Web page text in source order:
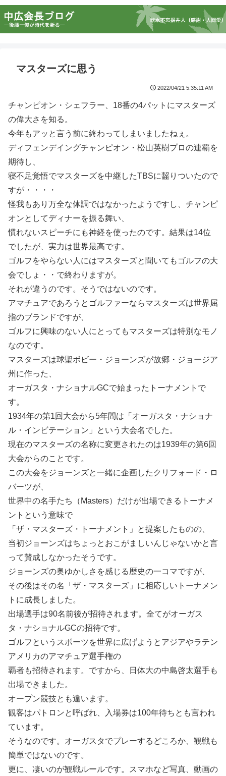
マスターズに思う
2022/04/21 5:35:11 AM
チャンピオン・シェフラー、18番の4パットにマスターズ
の偉大さを知る。
今年もアッと言う前に終わってしまいましたねぇ。
ディフェンデイングチャンピオン・松山英樹プロの連覇を
期待し、
寝不足覚悟でマスターズを中継したTBSに齧りついたので
すが・・・・
怪我もあり万全な体調ではなかったようですし、チャンピ
オンとしてディナーを振る舞い、
慣れないスピーチにも神経を使ったのです。結果は14位
でしたが、実力は世界最高です。
ゴルフをやらない人にはマスターズと聞いてもゴルフの大
会でしょ・・で終わりますが。
それが違うのです。そうではないのです。
アマチュアであろうとゴルファーならマスターズは世界屈
指のブランドですが、
ゴルフに興味のない人にとってもマスターズは特別なモノ
なのです。
マスターズは球聖ボビー・ジョーンズが故郷・ジョージア
州に作った、
オーガスタ・ナショナルGCで始まったトーナメントで
す。
1934年の第1回大会から5年間は「オーガスタ・ナショナ
ル・インビテーション」という大会名でした。
現在のマスターズの名称に変更されたのは1939年の第6回
大会からのことです。
この大会をジョーンズと一緒に企画したクリフォード・ロ
バーツが、
世界中の名手たち（Мasters）だけが出場できるトーナメ
ントという意味で
「ザ・マスターズ・トーナメント」と提案したものの、
当初ジョーンズはちょっとおこがましいんじゃないかと言
って賛成しなかったそうです。
ジョーンズの奥ゆかしさを感じる歴史の一コマですが、
その後はその名「ザ・マスターズ」に相応しいトーナメン
トに成長しました。
出場選手は90名前後が招待されます。全てがオーガス
タ・ナショナルGCの招待です。
ゴルフというスポーツを世界に広げようとアジアやラテン
アメリカのアマチュア選手権の
覇者も招待されます。ですから、日体大の中島啓太選手も
出場できました。
オープン競技とも違います。
観客はパトロンと呼ばれ、入場券は100年待ちとも言われ
ています。
そうなのです。オーガスタでプレーするどころか、観戦も
簡単ではないのです。
更に、凄いのが観戦ルールです。スマホなど写真、動画の